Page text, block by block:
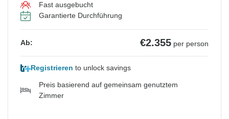
Fast ausgebucht
Garantierte Durchführung
Ab: €2.355 per person
Registrieren to unlock savings
Preis basierend auf gemeinsam genutztem
Zimmer